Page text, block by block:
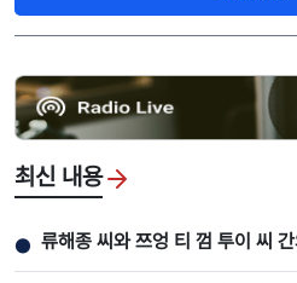
최신 내용
● 류해종 씨와 쯔엉 티 껌 투이 씨